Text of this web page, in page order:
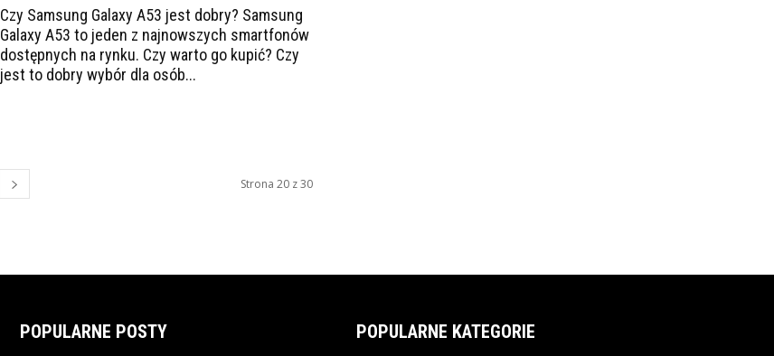
Czy Samsung Galaxy A53 jest dobry? Samsung
Galaxy A53 to jeden z najnowszych smartfonów
dostępnych na rynku. Czy warto go kupić? Czy
jest to dobry wybór dla osób...
Strona 20 z 30
POPULARNE POSTY POPULARNE KATEGORIE